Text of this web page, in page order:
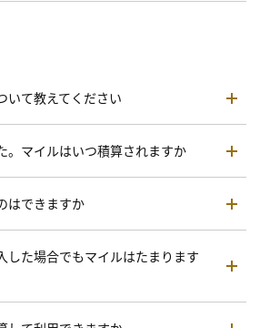
いて教えてください
。マイルはいつ積算されますか
はできますか
した場合でもマイルはたまります